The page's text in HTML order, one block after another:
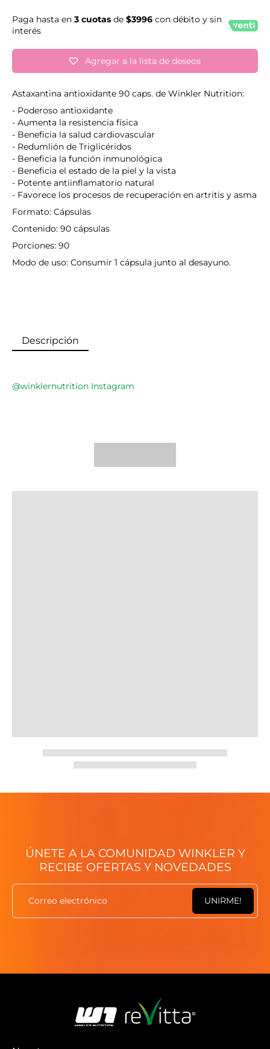
Paga hasta en 3 cuotas de $3996 con débito y sin
interés
Agregar a la lista de deseos
Astaxantina antioxidante 90 caps. de Winkler Nutrition:
- Poderoso antioxidante
- Aumenta la resistencia física
- Beneficia la salud cardiovascular
- Redumlión de Triglicéridos
- Beneficia la función inmunológica
- Beneficia el estado de la piel y la vista
- Potente antiinflamatorio natural
- Favorece los procesos de recuperación en artritis y asma
Formato: Cápsulas
Contenido: 90 cápsulas
Porciones: 90
Modo de uso: Consumir 1 cápsula junto al desayuno.
Descripción
@winklernutrition Instagram
ÚNETE A LA COMUNIDAD WINKLER Y
RECIBE OFERTAS Y NOVEDADES
Correo electrónico UNIRME!